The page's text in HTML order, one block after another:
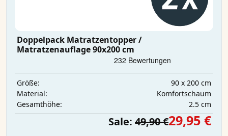
Doppelpack Matratzentopper /
Matratzenauflage 90x200 cm
Größe:
90 x 200 cm
Material:
Komfortschaum
Gesamthöhe:
2.5 cm
Sale: 49,90 €29,95 €